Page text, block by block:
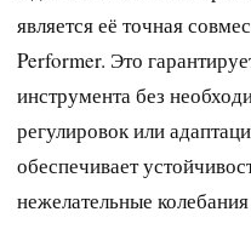
является её точная
Performer. Это
инструмента без
регулировок или
обеспечивает
нежелательные